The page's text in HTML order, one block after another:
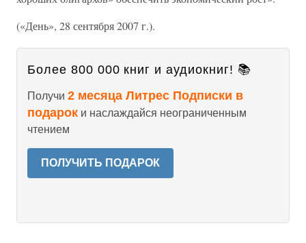
(«День», 28 сентября 2007 г.).
Более 800 000 книг и аудиокниг! 📚
Получи 2 месяца Литрес Подписки в
подарок и наслаждайся неограниченным
чтением
ПОЛУЧИТЬ ПОДАРОК